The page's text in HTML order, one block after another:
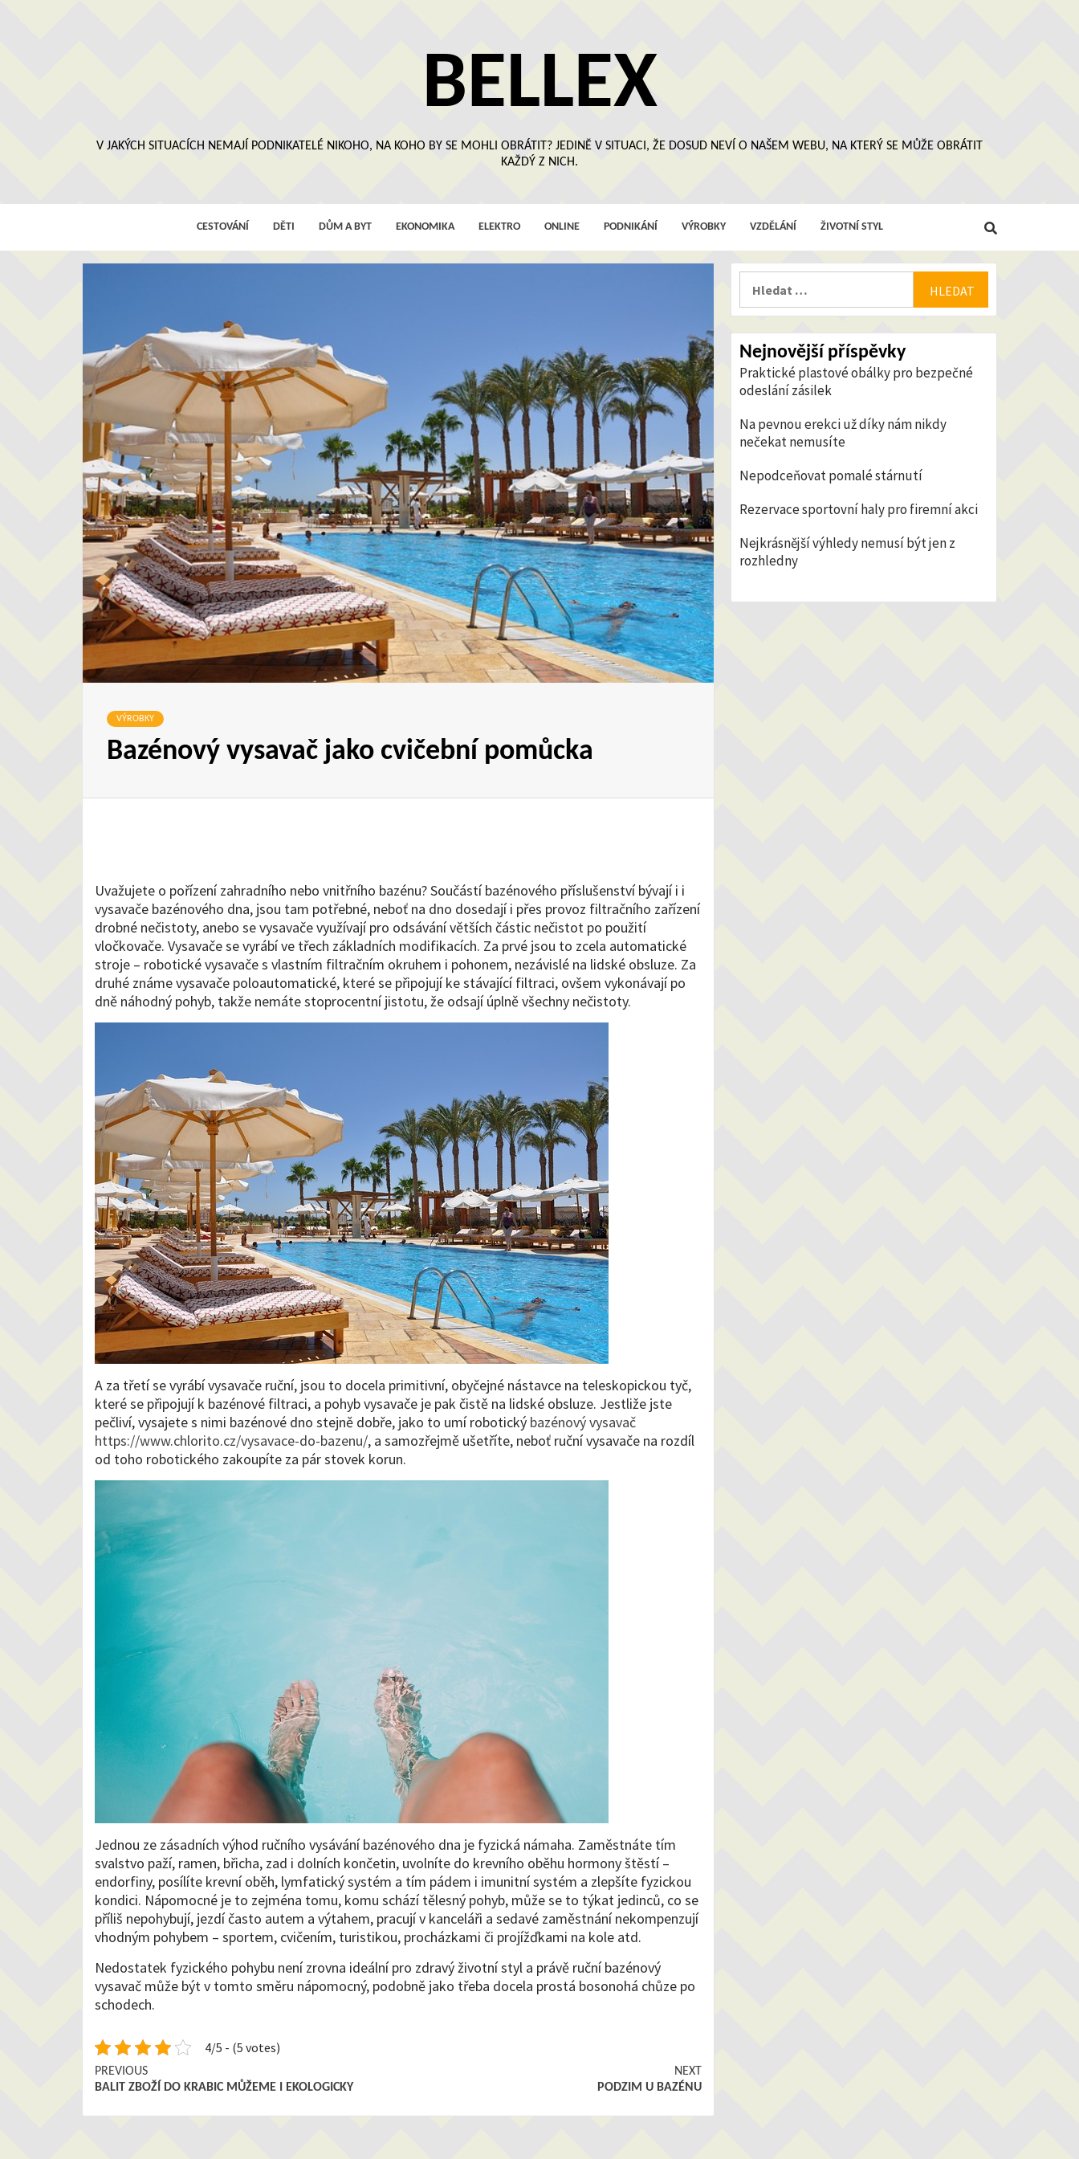
BELLEX
V JAKÝCH SITUACÍCH NEMAJÍ PODNIKATELÉ NIKOHO, NA KOHO BY SE MOHLI OBRÁTIT? JEDINĚ V SITUACI, ŽE DOSUD NEVÍ O NAŠEM WEBU, NA KTERÝ SE MŮŽE OBRÁTIT
KAŽDÝ Z NICH.
CESTOVÁNÍ DĚTI DŮM A BYT EKONOMIKA ELEKTRO ONLINE PODNIKÁNÍ VÝROBKY VZDĚLÁNÍ ŽIVOTNÍ STYL
VÝROBKY
Bazénový vysavač jako cvičební pomůcka
Uvažujete o pořízení zahradního nebo vnitřního bazénu? Součástí bazénového příslušenství bývají i i
vysavače bazénového dna, jsou tam potřebné, neboť na dno dosedají i přes provoz filtračního zařízení
drobné nečistoty, anebo se vysavače využívají pro odsávání větších částic nečistot po použití
vločkovače. Vysavače se vyrábí ve třech základních modifikacích. Za prvé jsou to zcela automatické
stroje – robotické vysavače s vlastním filtračním okruhem i pohonem, nezávislé na lidské obsluze. Za
druhé známe vysavače poloautomatické, které se připojují ke stávající filtraci, ovšem vykonávají po
dně náhodný pohyb, takže nemáte stoprocentní jistotu, že odsají úplně všechny nečistoty.
A za třetí se vyrábí vysavače ruční, jsou to docela primitivní, obyčejné nástavce na teleskopickou tyč,
které se připojují k bazénové filtraci, a pohyb vysavače je pak čistě na lidské obsluze. Jestliže jste
pečliví, vysajete s nimi bazénové dno stejně dobře, jako to umí robotický bazénový vysavač
https://www.chlorito.cz/vysavace-do-bazenu/, a samozřejmě ušetříte, neboť ruční vysavače na rozdíl
od toho robotického zakoupíte za pár stovek korun.
Jednou ze zásadních výhod ručního vysávání bazénového dna je fyzická námaha. Zaměstnáte tím
svalstvo paží, ramen, břicha, zad i dolních končetin, uvolníte do krevního oběhu hormony štěstí –
endorfiny, posílíte krevní oběh, lymfatický systém a tím pádem i imunitní systém a zlepšíte fyzickou
kondici. Nápomocné je to zejména tomu, komu schází tělesný pohyb, může se to týkat jedinců, co se
příliš nepohybují, jezdí často autem a výtahem, pracují v kanceláři a sedavé zaměstnání nekompenzují
vhodným pohybem – sportem, cvičením, turistikou, procházkami či projížďkami na kole atd.
Nedostatek fyzického pohybu není zrovna ideální pro zdravý životní styl a právě ruční bazénový
vysavač může být v tomto směru nápomocný, podobně jako třeba docela prostá bosonohá chůze po
schodech.
4/5 - (5 votes)
Continue
PREVIOUS
BALIT ZBOŽÍ DO KRABIC MŮŽEME I EKOLOGICKY
NEXT
PODZIM U BAZÉNU
Nejnovější příspěvky
Praktické plastové obálky pro bezpečné
odeslání zásilek
Na pevnou erekci už díky nám nikdy
nečekat nemusíte
Nepodceňovat pomalé stárnutí
Rezervace sportovní haly pro firemní akci
Nejkrásnější výhledy nemusí být jen z
rozhledny